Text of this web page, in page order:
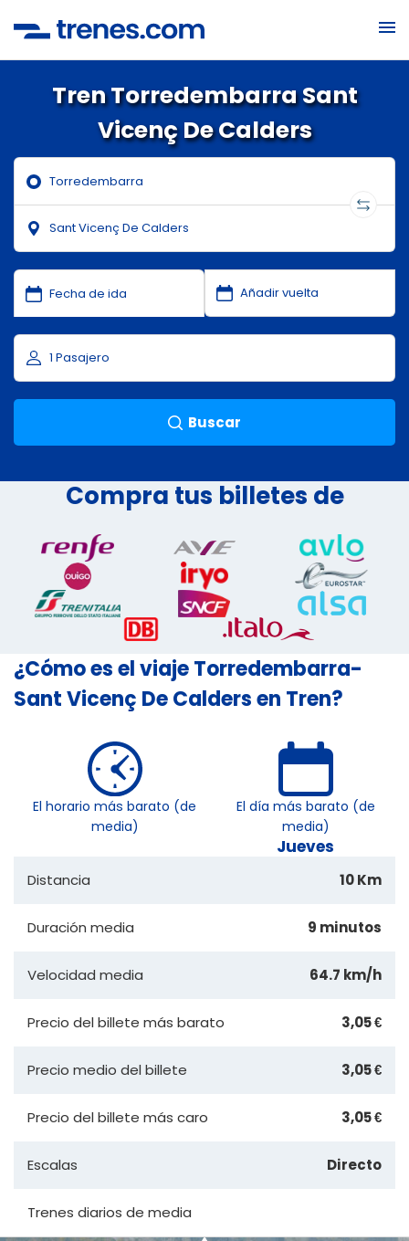
Tren Torredembarra Sant
Vicenç De Calders
Buscar
Compra tus billetes de
¿Cómo es el viaje Torredembarra-
Sant Vicenç De Calders en Tren?
El horario más barato (de
media)
El día más barato (de
media)
Jueves
Distancia 10 Km
Duración media 9 minutos
Velocidad media 64.7 km/h
Precio del billete más barato 3,05 €
Precio medio del billete 3,05 €
Precio del billete más caro 3,05 €
Escalas Directo
Trenes diarios de media